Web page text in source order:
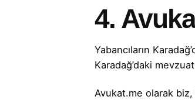
4.
Yabancıların
Karadağ’daki
Avukat.me olarak